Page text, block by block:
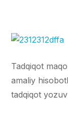
Tadqiqot
amaliy
tadqiqot